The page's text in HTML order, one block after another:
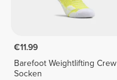
€11.99
Barefoot Weightlifting Crew
Socken